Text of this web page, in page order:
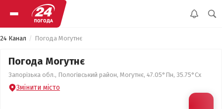
24 Канал Погода Могутнє
Погода Могутнє
Запорізька обл., Пологівський район, Могутнє, 47.05°Пн, 35.75°Сх
Змінити місто